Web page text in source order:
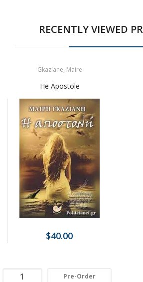
RECENTLY VIEWED
Gkaziane, Maire
He Apostole
$40.00
Pre-Order